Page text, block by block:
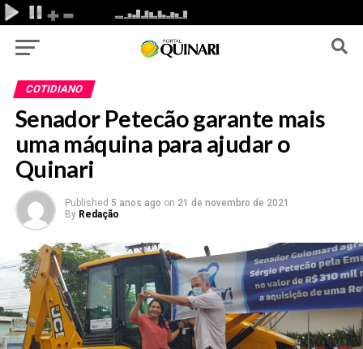
COTIDIANO
Senador Petecão garante mais
uma máquina para ajudar o
Quinari
Published 5 anos ago on 21 de novembro de 2021
By Redação